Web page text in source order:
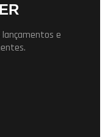
e